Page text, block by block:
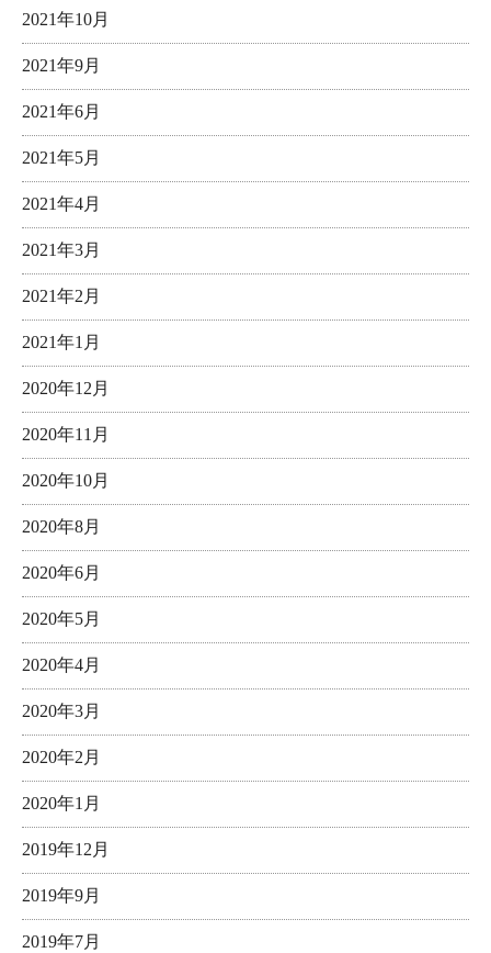
2021年10月
2021年9月
2021年6月
2021年5月
2021年4月
2021年3月
2021年2月
2021年1月
2020年12月
2020年11月
2020年10月
2020年8月
2020年6月
2020年5月
2020年4月
2020年3月
2020年2月
2020年1月
2019年12月
2019年9月
2019年7月